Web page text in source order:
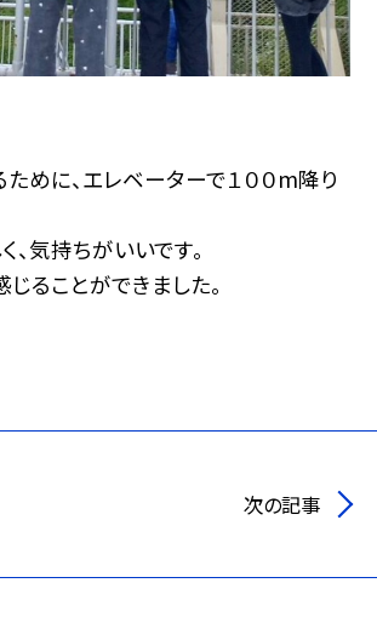
めに、エレベーターで１００m降り
、気持ちがいいです。
ることができました。
次の記事